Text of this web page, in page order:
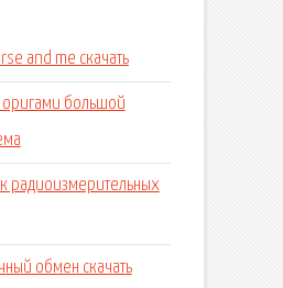
and me скачать
оригами большой
радиоизмерительных
обмен скачать